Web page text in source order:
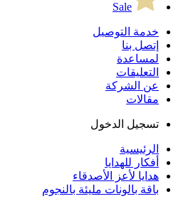
Sale
خدمة التوصيل
إتصل بنا
لمساعدة
التعليقات
عن الشركة
مقالات
تسجيل الدخول
الرئيسية
أفكار للهدايا
هدايا لأعز الأصدقاء
باقة بالونات مليئة بالنجوم